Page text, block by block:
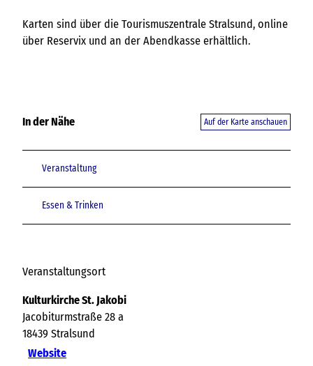
Karten sind über die Tourismuszentrale Stralsund, online
über Reservix und an der Abendkasse erhältlich.
In der Nähe Auf der Karte anschauen
Veranstaltung
Essen & Trinken
Veranstaltungsort
Kulturkirche St. Jakobi
Jacobiturmstraße 28 a
18439 Stralsund
Website